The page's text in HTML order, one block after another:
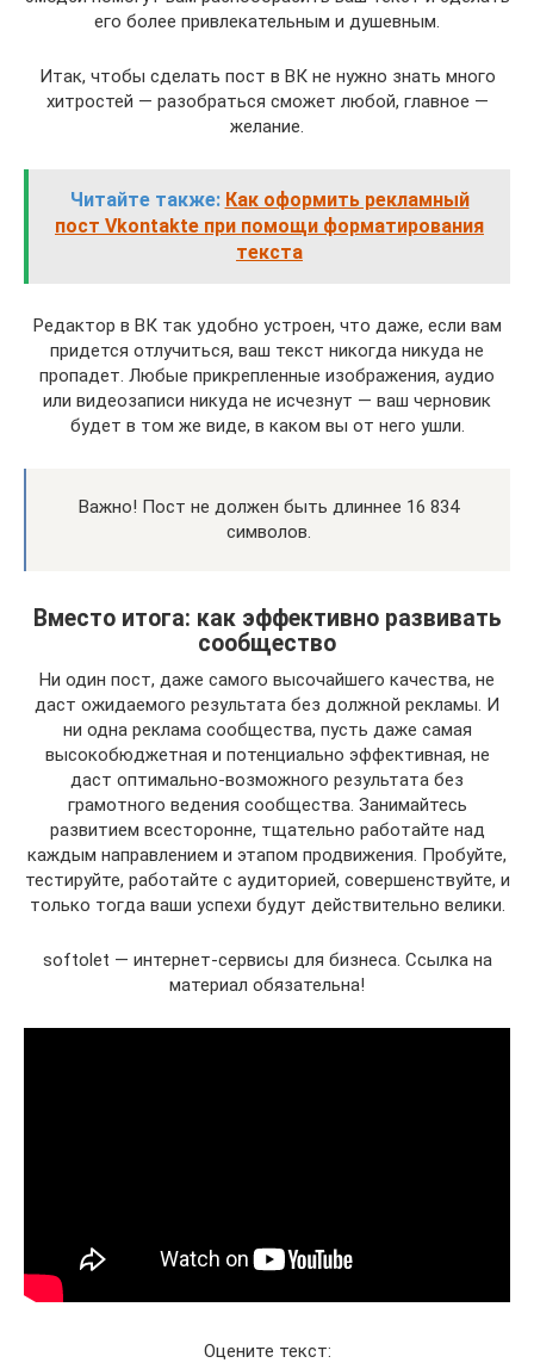
его более привлекательным и душевным.
Итак, чтобы сделать пост в ВК не нужно знать много
хитростей — разобраться сможет любой, главное —
желание.
Читайте также: Как оформить рекламный
пост Vkontakte при помощи форматирования
текста
Редактор в ВК так удобно устроен, что даже, если вам
придется отлучиться, ваш текст никогда никуда не
пропадет. Любые прикрепленные изображения, аудио
или видеозаписи никуда не исчезнут — ваш черновик
будет в том же виде, в каком вы от него ушли.
Важно! Пост не должен быть длиннее 16 834
символов.
Вместо итога: как эффективно развивать
сообщество
Ни один пост, даже самого высочайшего качества, не
даст ожидаемого результата без должной рекламы. И
ни одна реклама сообщества, пусть даже самая
высокобюджетная и потенциально эффективная, не
даст оптимально-возможного результата без
грамотного ведения сообщества. Занимайтесь
развитием всесторонне, тщательно работайте над
каждым направлением и этапом продвижения. Пробуйте,
тестируйте, работайте с аудиторией, совершенствуйте, и
только тогда ваши успехи будут действительно велики.
softolet — интернет-сервисы для бизнеса. Ссылка на
материал обязательна!
Оцените текст: